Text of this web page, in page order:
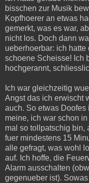
bisschen zur Musik
Kopfhoerer an etwas
gemerkt, was es war,
nicht los. Doch dann
ueberhoerbar: ich
schoene Scheisse! Ich
hochgerannt,
Ich war gleichzeitig
Angst das ich erwischt
auch. So etwas Doofes
meine, ich war schon
mal so tollpatschig bin,
fuer mindestens 15
alle gefragt, was wohl
auf. Ich hoffe, die
Alarm ausschalten
gegenueber ist).